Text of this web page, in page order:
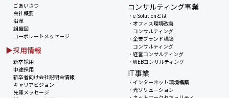
ごあいさつ
会社概要
沿革
組織図
コーポレートメッセージ
▶採用情報
新卒採用
中途採用
新卒者向け会社説明会情報
キャリアビジョン
先輩メッセージ
コンサルティング事業
・e-Solutionとは
・オフィス環境改善
コンサルティング
・企業ブランド構築
コンサルティング
・経営コンサルティング
・WEBコンサルティング
IT事業
・ インターネット環境構築
・光ソリューション